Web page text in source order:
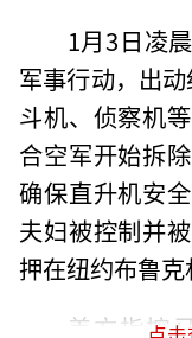
1月3日凌
军事行动，出
斗机、侦察机
合空军开始拆
确保直升机安
夫妇被控制并
押在纽约布鲁克
美方指控